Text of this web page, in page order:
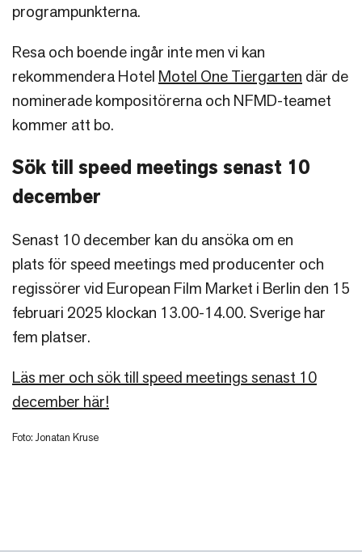
programpunkterna.
Resa och boende ingår inte men vi kan
rekommendera Hotel Motel One Tiergarten där de
nominerade kompositörerna och NFMD-teamet
kommer att bo.
Sök till speed meetings senast 10
december
Senast 10 december kan du ansöka om en
plats för speed meetings med producenter och
regissörer vid European Film Market i Berlin den 15
februari 2025 klockan 13.00-14.00. Sverige har
fem platser.
Läs mer och sök till speed meetings senast 10
december här!
Foto: Jonatan Kruse